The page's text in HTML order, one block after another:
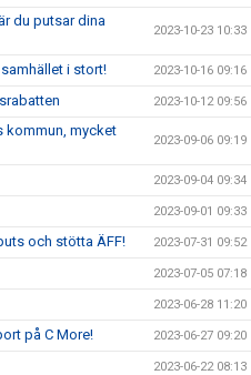
du putsar dina
2023-10-23 10:33
i stort! 2023-10-16 09:16
2023-10-12 09:56
kommun, mycket
2023-09-06 09:19
2023-09-04 09:34
2023-09-01 09:33
och stötta ÄFF! 2023-07-31 09:52
2023-07-05 07:18
2023-06-28 11:20
på C More! 2023-06-27 09:20
2023-06-22 08:13